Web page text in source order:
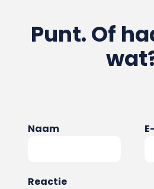
Punt. Of
Naam
Reactie